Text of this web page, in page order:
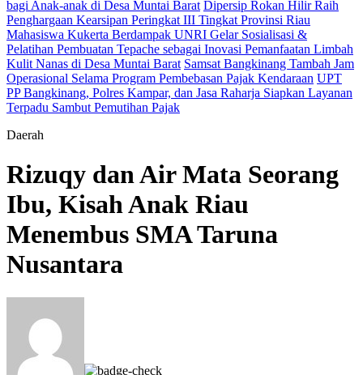
bagi Anak-anak di Desa Muntai Barat Dipersip Rokan Hilir Raih
Penghargaan Kearsipan Peringkat III Tingkat Provinsi Riau
Mahasiswa Kukerta Berdampak UNRI Gelar Sosialisasi &
Pelatihan Pembuatan Tepache sebagai Inovasi Pemanfaatan Limbah
Kulit Nanas di Desa Muntai Barat Samsat Bangkinang Tambah Jam
Operasional Selama Program Pembebasan Pajak Kendaraan UPT
PP Bangkinang, Polres Kampar, dan Jasa Raharja Siapkan Layanan
Terpadu Sambut Pemutihan Pajak
Daerah
Rizuqy dan Air Mata Seorang
Ibu, Kisah Anak Riau
Menembus SMA Taruna
Nusantara